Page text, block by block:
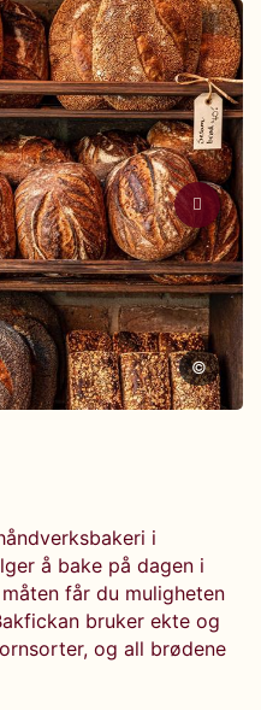
©
i
å bake på dagen i
får du muligheten
bruker ekte og
og all brødene